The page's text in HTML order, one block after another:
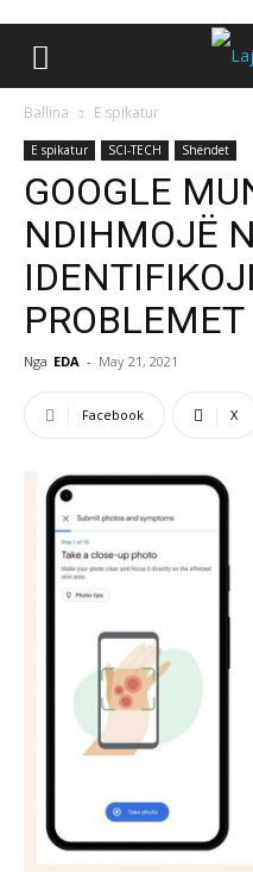
Ballina E spikatur
E spikatur SCI-TECH Shëndet
GOOGLE
NDIHMOJË
Nga EDA - May 21, 2021
Facebook X